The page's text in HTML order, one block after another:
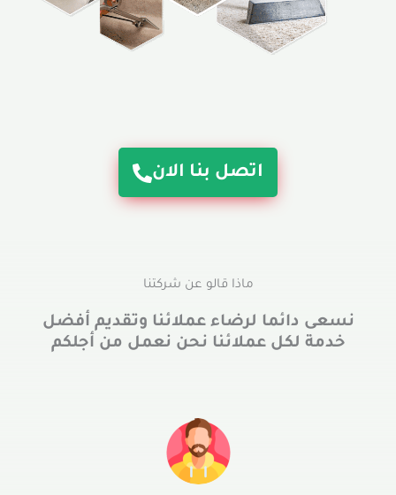
اتصل بنا الان
ماذا قالو عن شركتنا
نسعى دائما لرضاء عملائنا وتقديم أفضل
خدمة لكل عملائنا نحن نعمل من أجلكم